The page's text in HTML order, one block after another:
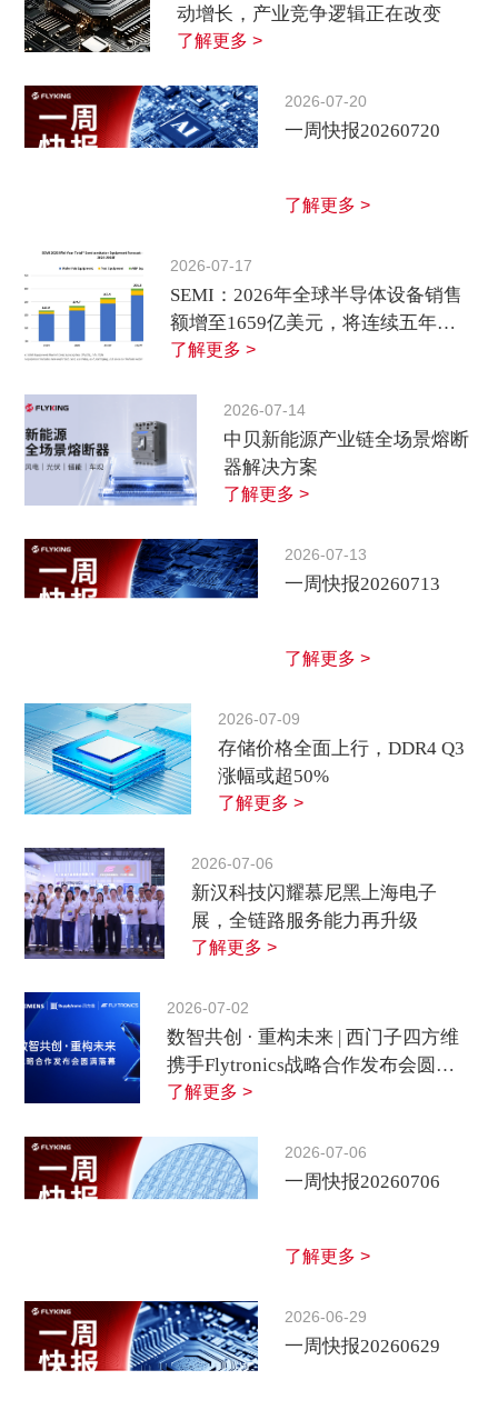
动增长，产业竞争逻辑正在改变
了解更多 >
2026-07-20
一周快报20260720
了解更多 >
2026-07-17
SEMI：2026年全球半导体设备销售
额增至1659亿美元，将连续五年增
长
了解更多 >
2026-07-14
中贝新能源产业链全场景熔断
器解决方案
了解更多 >
2026-07-13
一周快报20260713
了解更多 >
2026-07-09
存储价格全面上行，DDR4 Q3
涨幅或超50%
了解更多 >
2026-07-06
新汉科技闪耀慕尼黑上海电子
展，全链路服务能力再升级
了解更多 >
2026-07-02
数智共创 · 重构未来 | 西门子四方维
携手Flytronics战略合作发布会圆满
落幕
了解更多 >
2026-07-06
一周快报20260706
了解更多 >
2026-06-29
一周快报20260629